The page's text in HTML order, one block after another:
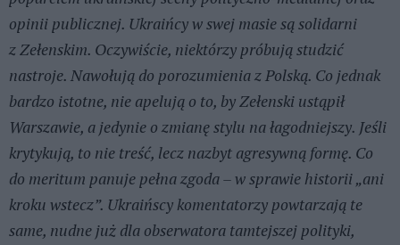
opinii publicznej. Ukraińcy w swej masie są solidarni
z Zełenskim. Oczywiście, niektórzy próbują studzić
nastroje. Nawołują do porozumienia z Polską. Co jednak
bardzo istotne, nie apelują o to, by Zełenski ustąpił
Warszawie, a jedynie o zmianę stylu na łagodniejszy. Jeśli
krytykują, to nie treść, lecz nazbyt agresywną formę. Co
do meritum panuje pełna zgoda – w sprawie historii „ani
kroku wstecz”. Ukraińscy komentatorzy powtarzają te
same, nudne już dla obserwatora tamtejszej polityki,